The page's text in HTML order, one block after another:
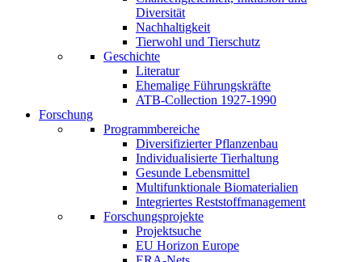
Diversität
Nachhaltigkeit
Tierwohl und Tierschutz
Geschichte
Literatur
Ehemalige Führungskräfte
ATB-Collection 1927-1990
Forschung
Programmbereiche
Diversifizierter Pflanzenbau
Individualisierte Tierhaltung
Gesunde Lebensmittel
Multifunktionale Biomaterialien
Integriertes Reststoffmanagement
Forschungsprojekte
Projektsuche
EU Horizon Europe